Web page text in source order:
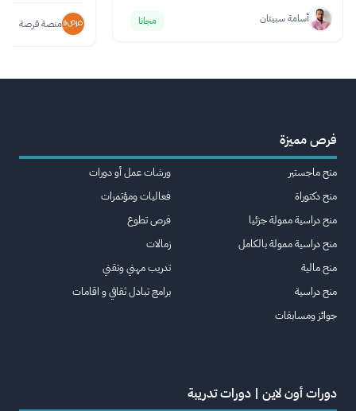
أسامة سبيتان مجانا منصة فرصة
فرص مميزة
منح ماجستير
منح دكتوراة
منح دراسية ممولة جزئيا
منح دراسية ممولة بالكامل
منح مالية
منح دراسية
جوائز ومسابقات
ورشات عمل أو دورات
فعاليات ومؤتمرات
فرص تطوع
زمالات
تدريب مهني وتقني
برامج تبادل ثقافي و اقامات
دورات أون لاين | دورات تدريبة